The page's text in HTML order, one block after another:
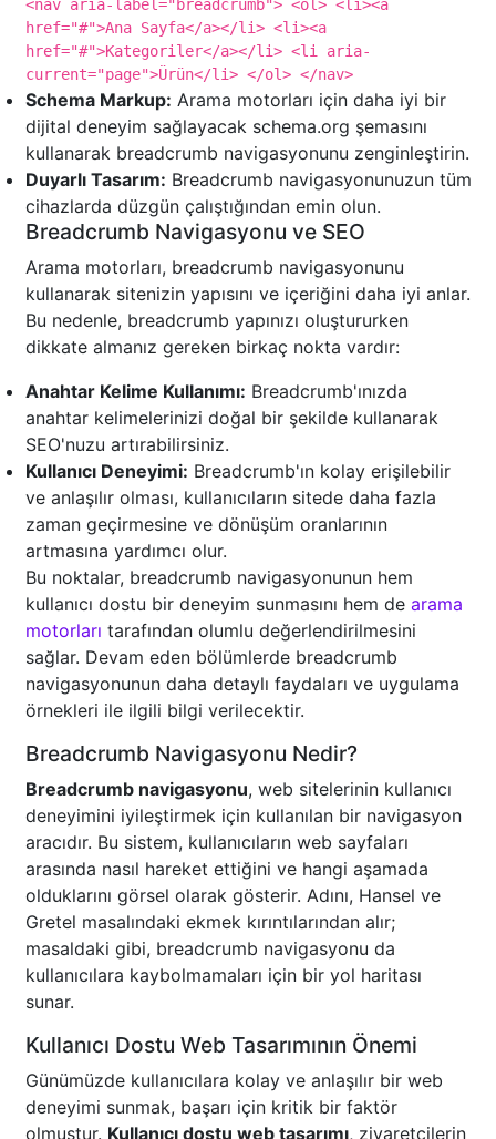
<nav aria-label="breadcrumb"> <ol> <li><a
href="#">Ana Sayfa</a></li> <li><a
href="#">Kategoriler</a></li> <li aria-
current="page">Ürün</li> </ol> </nav>
Schema Markup: Arama motorları için daha iyi bir
dijital deneyim sağlayacak schema.org şemasını
kullanarak breadcrumb navigasyonunu zenginleştirin.
Duyarlı Tasarım: Breadcrumb navigasyonunuzun tüm
cihazlarda düzgün çalıştığından emin olun.
Breadcrumb Navigasyonu ve SEO
Arama motorları, breadcrumb navigasyonunu
kullanarak sitenizin yapısını ve içeriğini daha iyi anlar.
Bu nedenle, breadcrumb yapınızı oluştururken
dikkate almanız gereken birkaç nokta vardır:
Anahtar Kelime Kullanımı: Breadcrumb'ınızda
anahtar kelimelerinizi doğal bir şekilde kullanarak
SEO'nuzu artırabilirsiniz.
Kullanıcı Deneyimi: Breadcrumb'ın kolay erişilebilir
ve anlaşılır olması, kullanıcıların sitede daha fazla
zaman geçirmesine ve dönüşüm oranlarının
artmasına yardımcı olur.
Bu noktalar, breadcrumb navigasyonunun hem
kullanıcı dostu bir deneyim sunmasını hem de arama
motorları tarafından olumlu değerlendirilmesini
sağlar. Devam eden bölümlerde breadcrumb
navigasyonunun daha detaylı faydaları ve uygulama
örnekleri ile ilgili bilgi verilecektir.
Breadcrumb Navigasyonu Nedir?
Breadcrumb navigasyonu, web sitelerinin kullanıcı
deneyimini iyileştirmek için kullanılan bir navigasyon
aracıdır. Bu sistem, kullanıcıların web sayfaları
arasında nasıl hareket ettiğini ve hangi aşamada
olduklarını görsel olarak gösterir. Adını, Hansel ve
Gretel masalındaki ekmek kırıntılarından alır;
masaldaki gibi, breadcrumb navigasyonu da
kullanıcılara kaybolmamaları için bir yol haritası
sunar.
Kullanıcı Dostu Web Tasarımının Önemi
Günümüzde kullanıcılara kolay ve anlaşılır bir web
deneyimi sunmak, başarı için kritik bir faktör
olmuştur. Kullanıcı dostu web tasarımı, ziyaretçilerin